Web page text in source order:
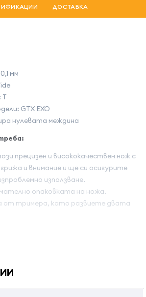
ДОСТАВКА
мм
T
GTX EXO
нулевата междина
прецизен и висококачествен нож с
и внимание и ще си осигурите
използване.
опаковката на ножа.
от тримера, като развиете двата
нож върху тримера
на ножа: